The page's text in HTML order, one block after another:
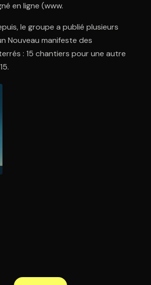
en ligne (www.
le groupe a publié plusieurs
Nouveau manifeste des
: 15 chantiers pour une autre